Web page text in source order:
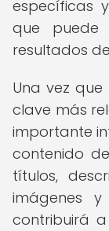
específicas
que
resultados
Una vez
clave más
importante
contenido
títulos,
imágenes
contribuirá